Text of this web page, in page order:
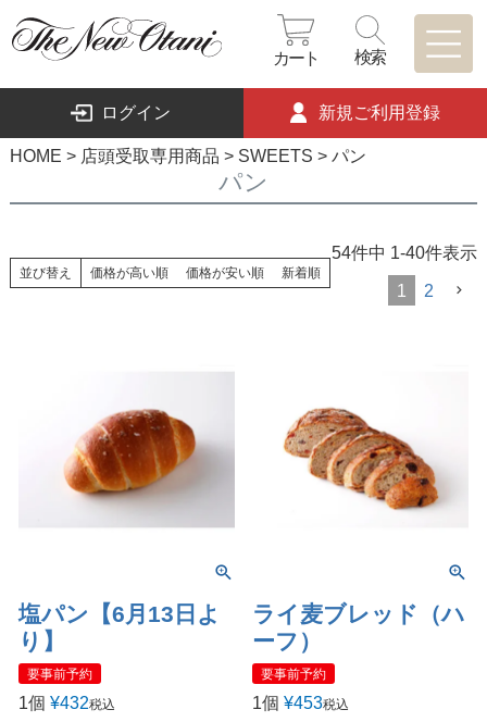
カート 検索
ログイン 新規ご利用登録
HOME 店頭受取専用商品 SWEETS パン
パン
並び替え 価格が高い順 価格が安い順 新着順
54件中 1-40件表示
1
2
塩パン【6月13日よ
り】
要事前予約
1個 ¥432税込
ライ麦ブレッド（ハ
ーフ）
要事前予約
1個 ¥453税込